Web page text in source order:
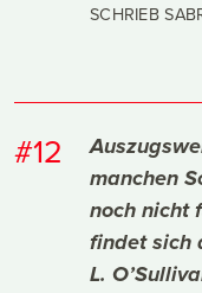
SCHRIEB
#12
manchen
noch nicht
findet sich
L.